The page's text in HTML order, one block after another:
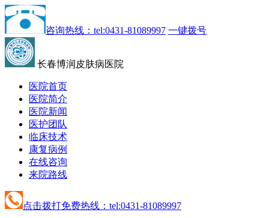
咨询热线：tel:0431-81089997 一键拨号
长春博润皮肤病医院
医院首页
医院简介
医院新闻
医护团队
临床技术
康复病例
在线咨询
来院路线
点击拨打免费热线：tel:0431-81089997